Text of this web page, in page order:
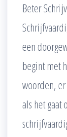
Beter
een
begint met
woorden,
als het gaat